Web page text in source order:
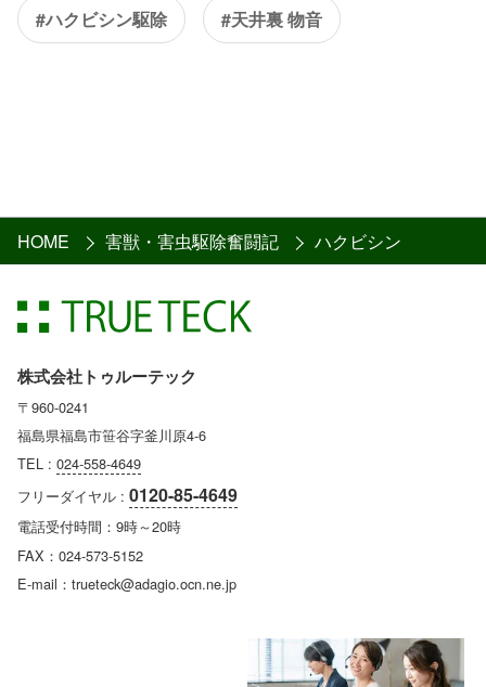
#ハクビシン駆除 #天井裏 物音
HOME 害獣・害虫駆除奮闘記 ハクビシン
株式会社トゥルーテック
〒960-0241
福島県福島市笹谷字釜川原4-6
TEL : 024-558-4649
フリーダイヤル : 0120-85-4649
電話受付時間：9時～20時
FAX：024-573-5152
E-mail：trueteck@adagio.ocn.ne.jp